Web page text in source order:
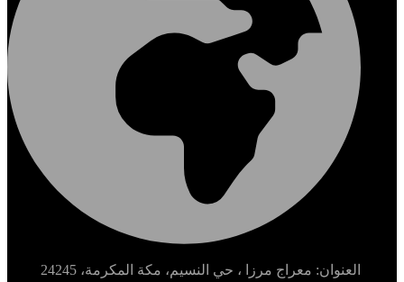
العنوان: معراج مرزا ، حي النسيم، مكة المكرمة، 24245